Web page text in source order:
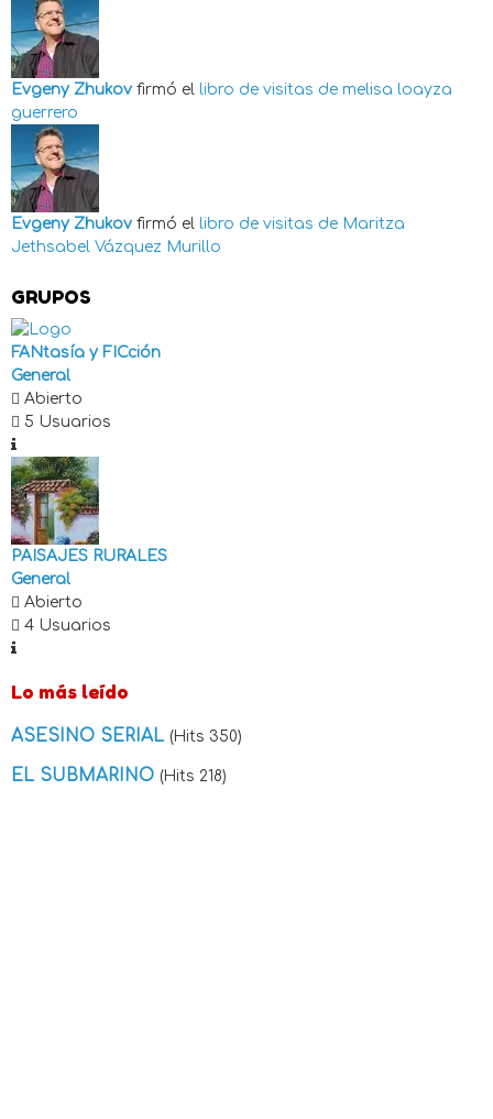
Evgeny Zhukov firmó el libro de visitas de melisa loayza
guerrero
Evgeny Zhukov firmó el libro de visitas de Maritza
Jethsabel Vázquez Murillo
GRUPOS
FANtasía y FICción
General
Abierto
5 Usuarios
PAISAJES RURALES
General
Abierto
4 Usuarios
Lo más leído
ASESINO SERIAL (Hits 350)
EL SUBMARINO (Hits 218)